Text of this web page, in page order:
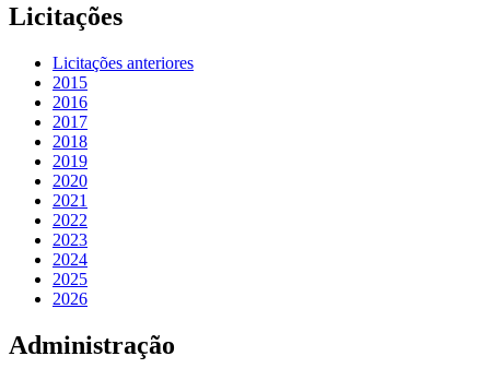
Licitações
Licitações anteriores
2015
2016
2017
2018
2019
2020
2021
2022
2023
2024
2025
2026
Administração